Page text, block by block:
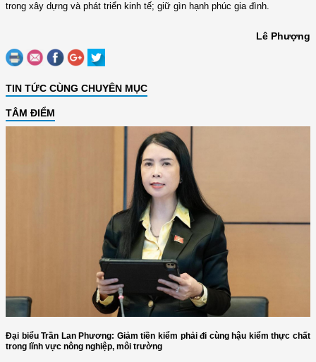
trong xây dựng và phát triển kinh tế; giữ gìn hạnh phúc gia đình.
Lê Phượng
TIN TỨC CÙNG CHUYÊN MỤC
TÂM ĐIỂM
Đại biểu Trần Lan Phương: Giảm tiền kiểm phải đi cùng hậu kiểm thực chất
trong lĩnh vực nông nghiệp, môi trường